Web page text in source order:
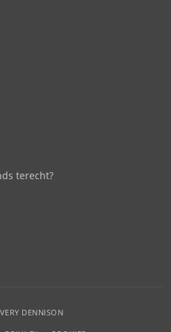
terecht?
DENNISON